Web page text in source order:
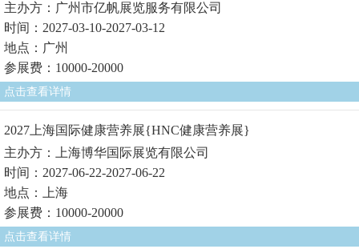
主办方：广州市亿帆展览服务有限公司
时间：2027-03-10-2027-03-12
地点：广州
参展费：10000-20000
点击查看详情
2027上海国际健康营养展{HNC健康营养展}
主办方：上海博华国际展览有限公司
时间：2027-06-22-2027-06-22
地点：上海
参展费：10000-20000
点击查看详情